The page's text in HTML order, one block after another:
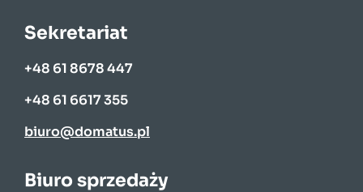
Sekretariat
+48 61 8678 447
+48 61 6617 355
biuro@domatus.pl
Biuro sprzedaży